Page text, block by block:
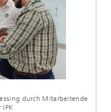
durch Mitarbeitende
IPK